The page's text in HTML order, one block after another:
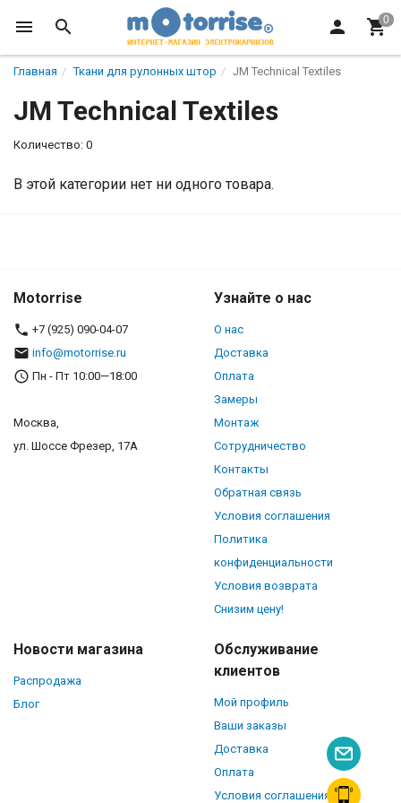
Главная Ткани для рулонных штор JM Technical Textiles
JM Technical Textiles
Количество: 0
В этой категории нет ни одного товара.
Motorrise
+7 (925) 090-04-07
info@motorrise.ru
Пн - Пт 10:00—18:00
Москва,
ул. Шоссе Фрезер, 17А
Узнайте о нас
О нас
Доставка
Оплата
Замеры
Монтаж
Сотрудничество
Контакты
Обратная связь
Условия соглашения
Политика
конфиденциальности
Условия возврата
Снизим цену!
Новости магазина
Распродажа
Блог
Обслуживание
клиентов
Мой профиль
Ваши заказы
Доставка
Оплата
Условия соглашения